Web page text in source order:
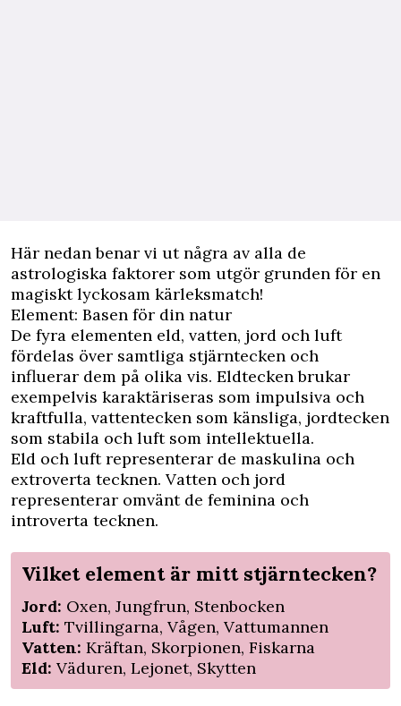
Här nedan benar vi ut några av alla de
astrologiska faktorer som utgör grunden för en
magiskt lyckosam kärleksmatch!
Element: Basen för din natur
De fyra elementen eld, vatten, jord och luft
fördelas över samtliga stjärntecken och
influerar dem på olika vis. Eldtecken brukar
exempelvis karaktäriseras som impulsiva och
kraftfulla, vattentecken som känsliga, jordtecken
som stabila och luft som intellektuella.
Eld och luft representerar de maskulina och
extroverta tecknen. Vatten och jord
representerar omvänt de feminina och
introverta tecknen.
Vilket element är mitt stjärntecken?
Jord: Oxen, Jungfrun, Stenbocken
Luft: Tvillingarna, Vågen, Vattumannen
Vatten: Kräftan, Skorpionen, Fiskarna
Eld: Väduren, Lejonet, Skytten